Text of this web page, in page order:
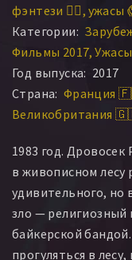
Хейли Сейуэлл
Corfu
фэнтези 🧝‍♂️ ужасы
Категории:
Фильмы 2017 Ужасы
Год выпуска: 2017
Страна: Франция
Великобритания
1983 год.
в живописном лесу
удивительного, но
зло — религиозный
байкерской
прогуляться в